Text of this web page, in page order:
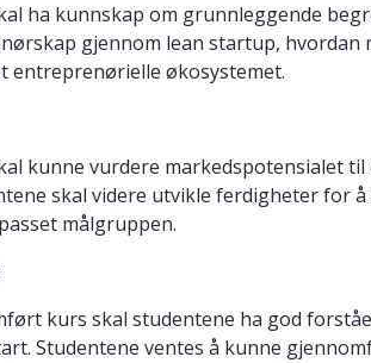
ha kunnskap om grunnleggende
gjennom lean startup,
entreprenørielle økosystemet.
kunne vurdere markedspotensialet
skal videre utvikle ferdigheter for
målgruppen.
kurs skal studentene ha god
Studentene ventes å kunne